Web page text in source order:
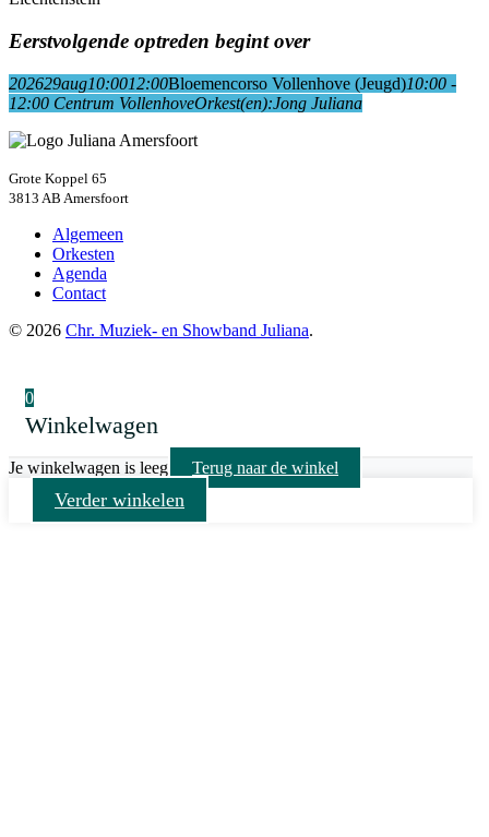
Eerstvolgende optreden begint over
202629aug10:0012:00Bloemencorso Vollenhove (Jeugd)10:00 -
12:00 Centrum VollenhoveOrkest(en):Jong Juliana
Grote Koppel 65
3813 AB Amersfoort
Algemeen
Orkesten
Agenda
Contact
© 2026 Chr. Muziek- en Showband Juliana.
0
Winkelwagen
Je winkelwagen is leeg Terug naar de winkel
Verder winkelen